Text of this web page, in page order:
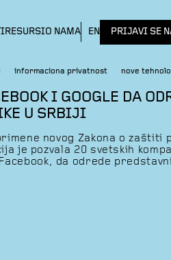
RESURSIO NAMA EN PRIJAVI SE
informaciona privatnost nove
I GOOGLE DA
U SRBIJI
novog Zakona o zaštiti
je pozvala 20 svetskih
da odrede
sa obradom podataka o